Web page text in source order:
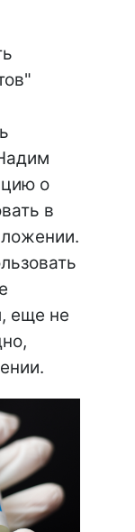
о
в
еще не